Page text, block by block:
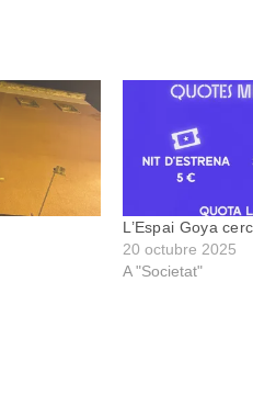
L’Espai Goya
20 octubre 2025
A "Societat"